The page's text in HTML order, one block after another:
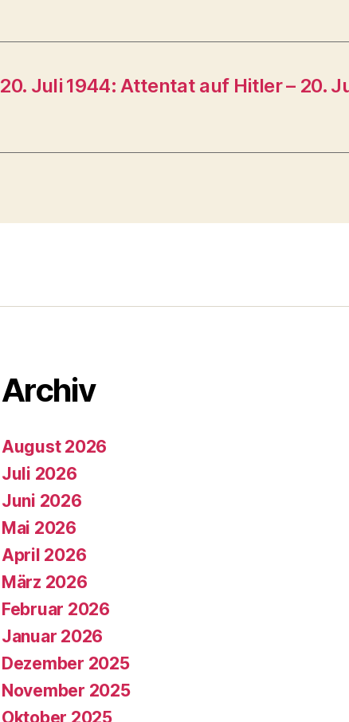
20. Juli 1944: Attentat auf Hitler – 20.
Archiv
August 2026
Juli 2026
Juni 2026
Mai 2026
April 2026
März 2026
Februar 2026
Januar 2026
Dezember 2025
November 2025
Oktober 2025